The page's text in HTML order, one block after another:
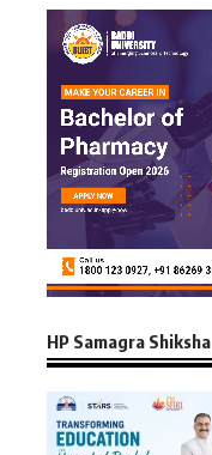
HP Samagra Shiksha